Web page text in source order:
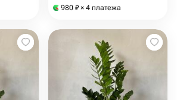
980 ₽ × 4 платежа